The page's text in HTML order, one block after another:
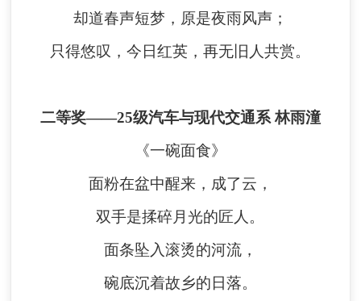
却道春声短梦，原是夜雨风声；
只得悠叹，今日红英，再无旧人共赏。
二等奖——25级汽车与现代交通系 林雨潼
《一碗面食》
面粉在盆中醒来，成了云，
双手是揉碎月光的匠人。
面条坠入滚烫的河流，
碗底沉着故乡的日落。